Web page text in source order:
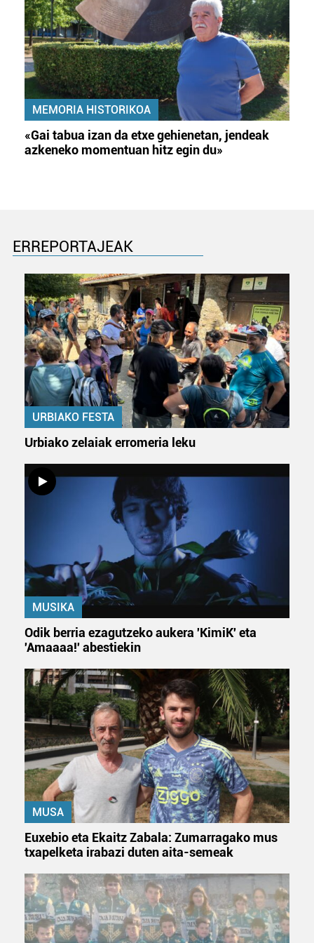
MEMORIA HISTORIKOA
«Gai tabua izan da etxe gehienetan, jendeak
azkeneko momentuan hitz egin du»
ERREPORTAJEAK
URBIAKO FESTA
Urbiako zelaiak erromeria leku
MUSIKA
Odik berria ezagutzeko aukera 'KimiK' eta
'Amaaaa!' abestiekin
MUSA
Euxebio eta Ekaitz Zabala: Zumarragako mus
txapelketa irabazi duten aita-semeak